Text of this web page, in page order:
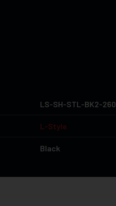
LS-SH-STL-BK2-260
L-Style
Black